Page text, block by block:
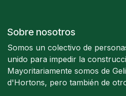
Sobre nosotros
Somos un colectivo de
unido para impedir la
Mayoritariamente somos de
d'Hortons, pero también de